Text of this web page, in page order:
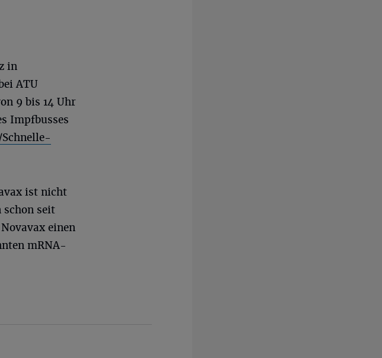
in
ATU
9 bis 14 Uhr
Impfbusses
ist nicht
seit
einen
mRNA-